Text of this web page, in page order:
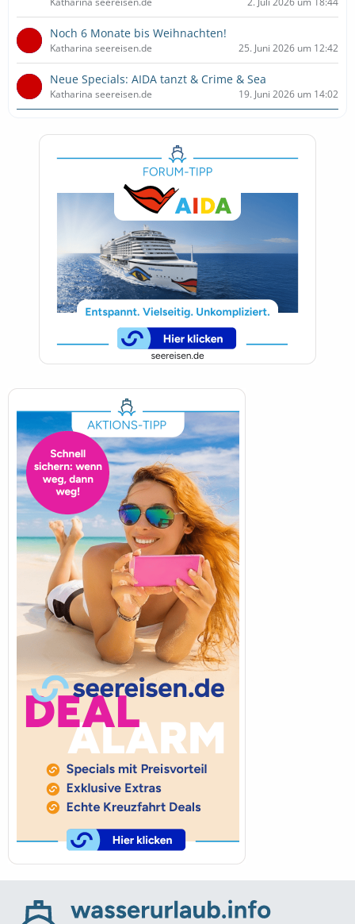
Noch 6 Monate bis Weihnachten!
Katharina seereisen.de 25. Juni 2026 um 12:42
Neue Specials: AIDA tanzt & Crime & Sea
Katharina seereisen.de 19. Juni 2026 um 14:02